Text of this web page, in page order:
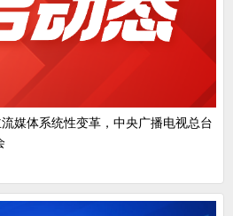
媒体系统性变革，中央广播电视总台